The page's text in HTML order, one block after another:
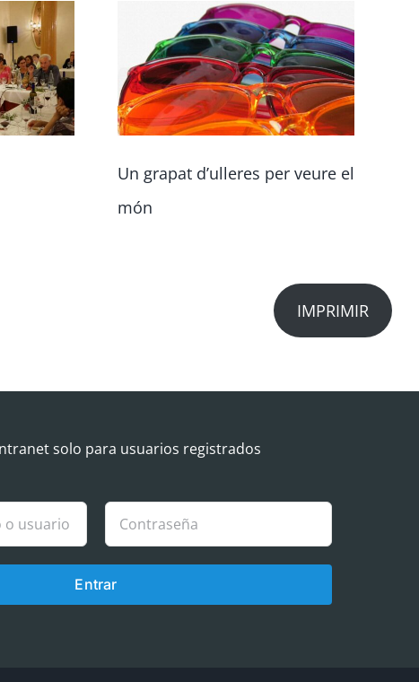
Un grapat d’ulleres per veure el
món
IMPRIMIR
solo para usuarios registrados
Entrar